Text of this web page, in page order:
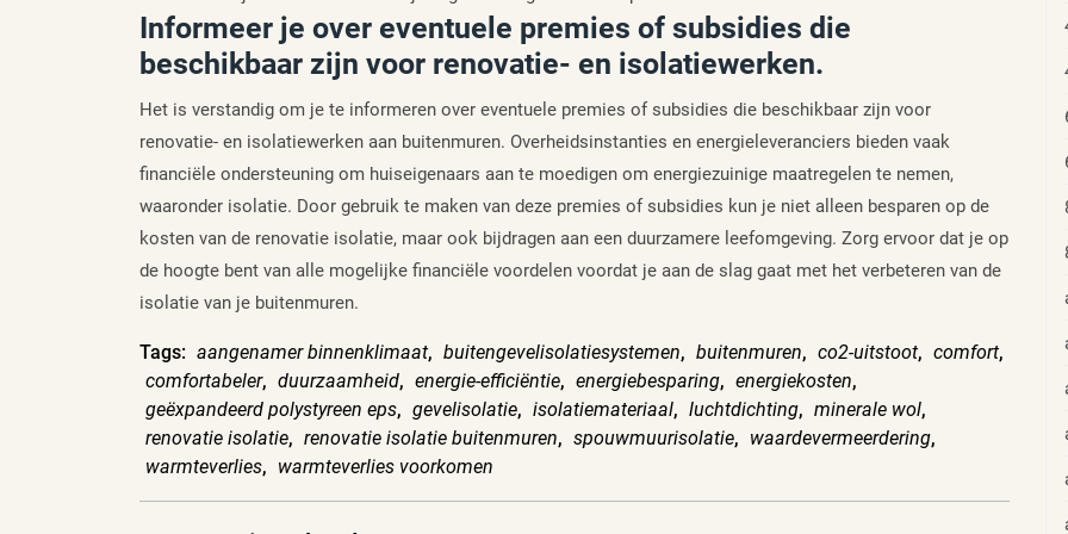
Informeer je over eventuele premies of subsidies die
beschikbaar zijn voor renovatie- en isolatiewerken.
Het is verstandig om je te informeren over eventuele premies of subsidies die beschikbaar zijn voor
renovatie- en isolatiewerken aan buitenmuren. Overheidsinstanties en energieleveranciers bieden vaak
financiële ondersteuning om huiseigenaars aan te moedigen om energiezuinige maatregelen te nemen,
waaronder isolatie. Door gebruik te maken van deze premies of subsidies kun je niet alleen besparen op de
kosten van de renovatie isolatie, maar ook bijdragen aan een duurzamere leefomgeving. Zorg ervoor dat je op
de hoogte bent van alle mogelijke financiële voordelen voordat je aan de slag gaat met het verbeteren van de
isolatie van je buitenmuren.
Tags: aangenamer binnenklimaat, buitengevelisolatiesystemen, buitenmuren, co2-uitstoot, comfort,
comfortabeler, duurzaamheid, energie-efficiëntie, energiebesparing, energiekosten,
geëxpandeerd polystyreen eps, gevelisolatie, isolatiemateriaal, luchtdichting, minerale wol,
renovatie isolatie, renovatie isolatie buitenmuren, spouwmuurisolatie, waardevermeerdering,
warmteverlies, warmteverlies voorkomen